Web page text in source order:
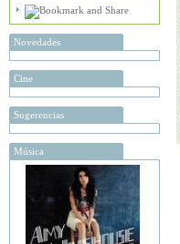
Novedades
Cine
Sugerencias
Música